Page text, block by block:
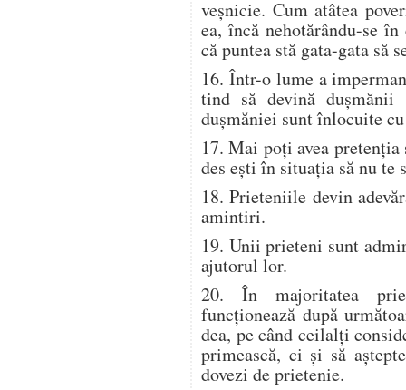
veşnicie. Cum atâtea
ea, încă nehotărându-se
că puntea stă gata-gata să
16. Într-o lume a
tind să devină duşmănii
duşmăniei sunt înlocuite
17. Mai poţi avea
des eşti în situaţia să nu
18. Prieteniile devin
amintiri.
19. Unii prieteni sunt
ajutorul lor.
20. În majoritatea
funcţionează după
dea, pe când ceilalţi
primească, ci şi să
dovezi de prietenie.